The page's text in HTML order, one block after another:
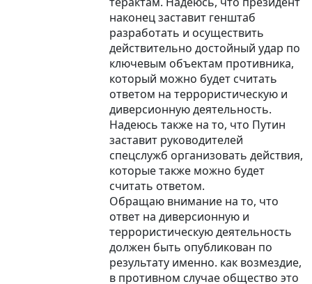
наконец заставит генштаб
разработать и осуществить
действительно достойный удар по
ключевым объектам противника,
который можно будет считать
ответом на террористическую и
диверсионную деятельность.
Надеюсь также на то, что Путин
заставит руководителей
спецслужб организовать действия,
которые также можно будет
считать ответом.
Обращаю внимание на то, что
ответ на диверсионную и
террористическую деятельность
должен быть опубликован по
результату именно. как возмездие,
в противном случае общество это